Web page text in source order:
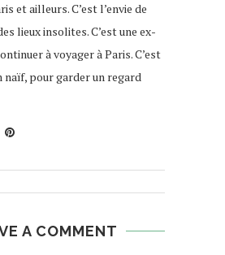
et ailleurs. C’est l’envie de
lieux insolites. C’est une ex-
à voyager à Paris. C’est
pour garder un regard
A COMMENT